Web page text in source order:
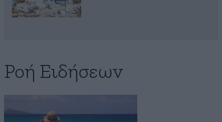
Ροή Ειδήσεων